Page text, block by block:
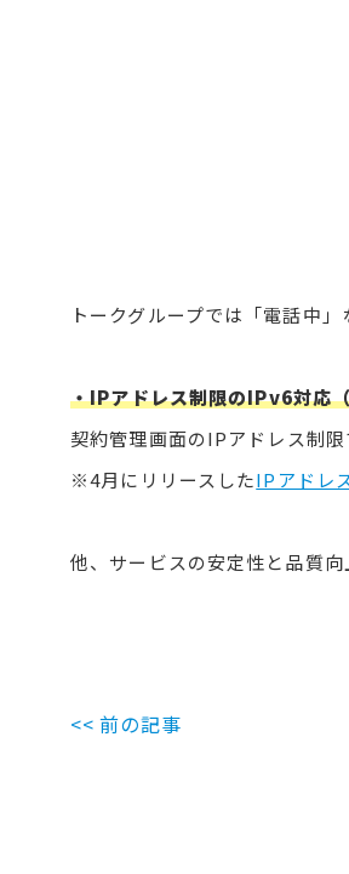
トークグループでは「電話中
・IPアドレス制限のIPv6対応
契約管理画面のIPアドレス制
※4月にリリースしたIPアドレ
他、サービスの安定性と品質
<< 前の記事